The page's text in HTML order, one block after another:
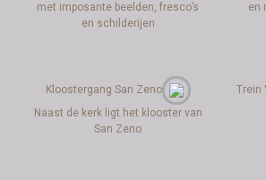
met imposante beelden, fresco’s
en schilderijen
en
Kloostergang San Zeno
Naast de kerk ligt het klooster van
San Zeno
Trein